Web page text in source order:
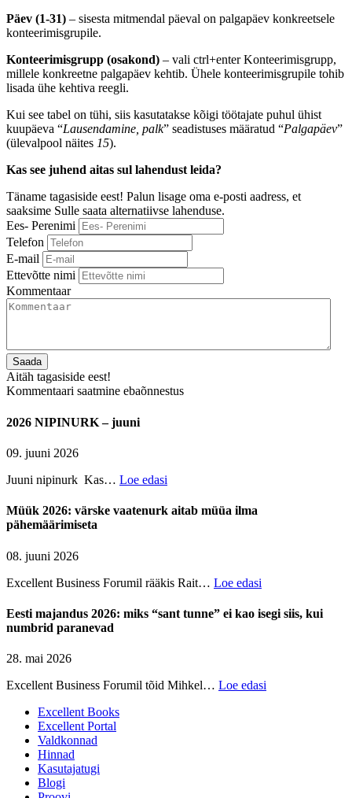
Päev (1-31) – sisesta mitmendal päeval on palgapäev konkreetsele
konteerimisgrupile.
Konteerimisgrupp (osakond) – vali ctrl+enter Konteerimisgrupp,
millele konkreetne palgapäev kehtib. Ühele konteerimisgrupile tohib
lisada ühe kehtiva reegli.
Kui see tabel on tühi, siis kasutatakse kõigi töötajate puhul ühist
kuupäeva “Lausendamine, palk” seadistuses määratud “Palgapäev”
(ülevalpool näites 15).
Kas see juhend aitas sul lahendust leida?
Täname tagasiside eest! Palun lisage oma e-posti aadress, et
saaksime Sulle saata alternatiivse lahenduse.
Ees- Perenimi
Telefon
E-mail
Ettevõtte nimi
Kommentaar
Saada
Aitäh tagasiside eest!
Kommentaari saatmine ebaõnnestus
2026 NIPINURK – juuni
09. juuni 2026
Juuni nipinurk Kas… Loe edasi
Müük 2026: värske vaatenurk aitab müüa ilma
pähemäärimiseta
08. juuni 2026
Excellent Business Forumil rääkis Rait… Loe edasi
Eesti majandus 2026: miks “sant tunne” ei kao isegi siis, kui
numbrid paranevad
28. mai 2026
Excellent Business Forumil tõid Mihkel… Loe edasi
Excellent Books
Excellent Portal
Valdkonnad
Hinnad
Kasutajatugi
Blogi